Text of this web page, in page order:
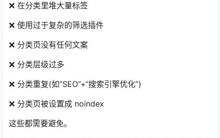
❌ 在分类里堆大量标签
❌ 使用过于复杂的筛选插件
❌ 分类页没有任何文案
❌ 分类层级过多
❌ 分类重复(如“SEO”+“搜索引擎优化”)
❌ 分类页被设置成 noindex
这些都需要避免。